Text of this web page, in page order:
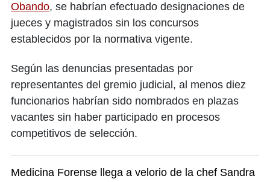
Obando, se habrían efectuado designaciones de
jueces y magistrados sin los concursos
establecidos por la normativa vigente.
Según las denuncias presentadas por
representantes del gremio judicial, al menos diez
funcionarios habrían sido nombrados en plazas
vacantes sin haber participado en procesos
competitivos de selección.
​​​​​Medicina Forense llega a velorio de la chef Sandra